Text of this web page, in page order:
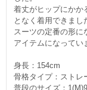
着丈がヒップにかか
となく着用できまし
スーツの定番の形に
アイテムになってい
身長：154cm
骨格タイプ：ストレ
普段のサイズ：